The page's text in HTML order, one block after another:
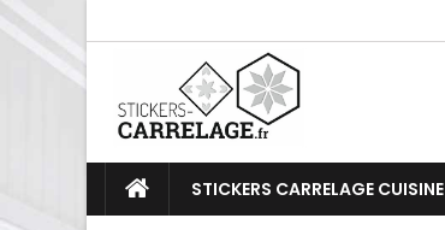
STICKERS CARRELAGE CUISINE